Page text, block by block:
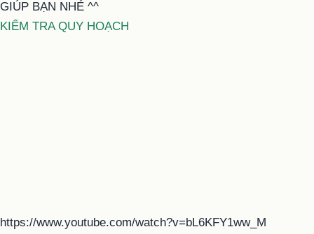
GIÚP BẠN NHÉ ^^
KIỂM TRA QUY HOẠCH
https://www.youtube.com/watch?v=bL6KFY1ww_M